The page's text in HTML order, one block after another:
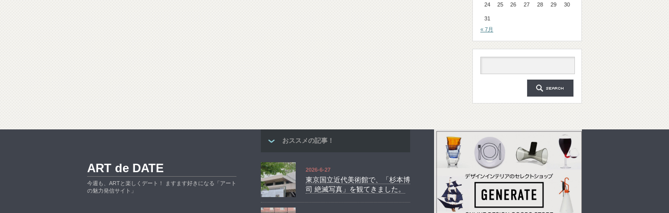
24 25 26 27 28 29 30
31
« 7月
おススメの記事！
2026-6-27
東京国立近代美術館で、「杉本博
司 絶滅写真」を観てきました。
ART de DATE
今週も、ARTと楽しくデート！ ますます好きになる「アート
の魅力発信サイト」